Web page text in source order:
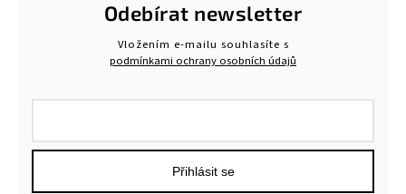
Odebírat newsletter
Vložením e-mailu souhlasíte s
podmínkami ochrany osobních údajů
Přihlásit se